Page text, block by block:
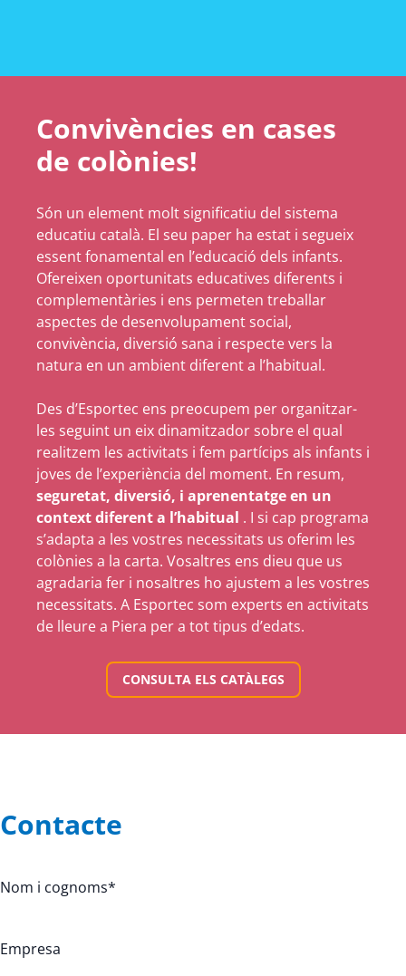
Convivències en cases
de colònies!
Són un element molt significatiu del sistema
educatiu català. El seu paper ha estat i segueix
essent fonamental en l’educació dels infants.
Ofereixen oportunitats educatives diferents i
complementàries i ens permeten treballar
aspectes de desenvolupament social,
convivència, diversió sana i respecte vers la
natura en un ambient diferent a l’habitual.
Des d’Esportec ens preocupem per organitzar-
les seguint un eix dinamitzador sobre el qual
realitzem les activitats i fem partícips als infants i
joves de l’experiència del moment. En resum,
seguretat, diversió, i aprenentatge en un
context diferent a l’habitual . I si cap programa
s’adapta a les vostres necessitats us oferim les
colònies a la carta. Vosaltres ens dieu que us
agradaria fer i nosaltres ho ajustem a les vostres
necessitats. A Esportec som experts en activitats
de lleure a Piera per a tot tipus d’edats.
CONSULTA ELS CATÀLEGS
Contacte
Nom i cognoms*
Empresa